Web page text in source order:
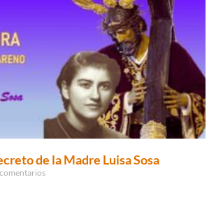
de la Madre Luisa Sosa